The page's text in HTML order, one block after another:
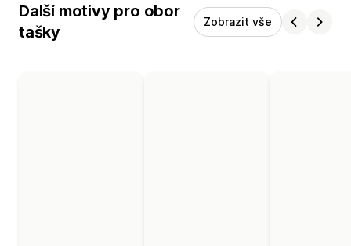
Další motivy pro obor
tašky
Zobrazit vše